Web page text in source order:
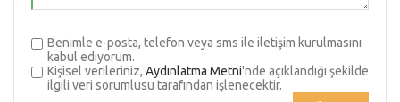
Benimle e-posta, telefon veya sms ile iletişim kurulmasını
kabul ediyorum.
Kişisel verileriniz, Aydınlatma Metni'nde açıklandığı şekilde
ilgili veri sorumlusu tarafından işlenecektir.